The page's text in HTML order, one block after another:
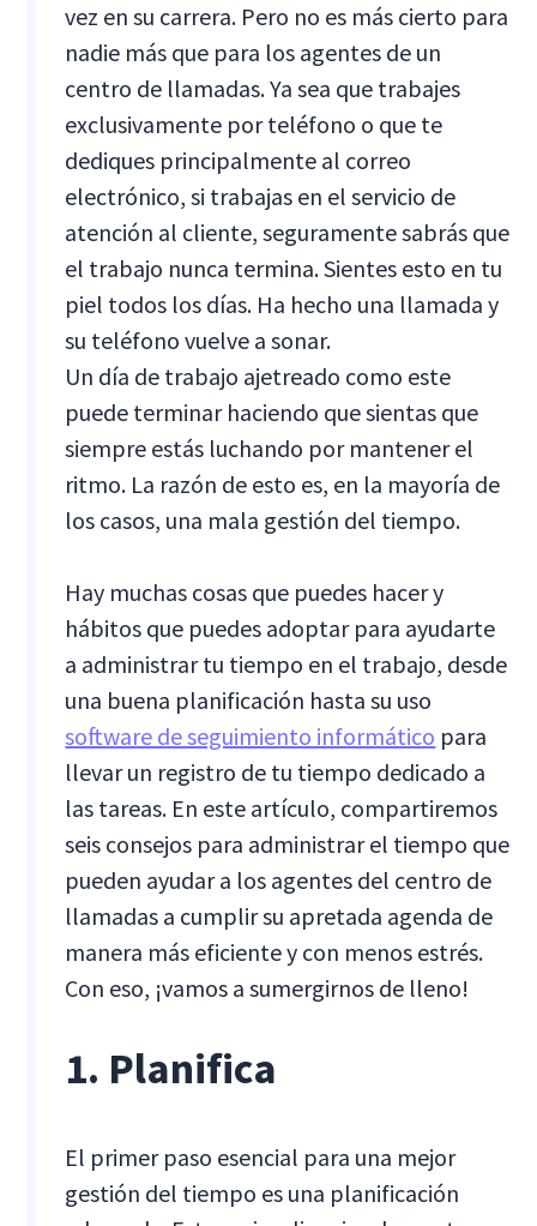
vez en su carrera. Pero no es más cierto para
nadie más que para los agentes de un
centro de llamadas. Ya sea que trabajes
exclusivamente por teléfono o que te
dediques principalmente al correo
electrónico, si trabajas en el servicio de
atención al cliente, seguramente sabrás que
el trabajo nunca termina. Sientes esto en tu
piel todos los días. Ha hecho una llamada y
su teléfono vuelve a sonar.
Un día de trabajo ajetreado como este
puede terminar haciendo que sientas que
siempre estás luchando por mantener el
ritmo. La razón de esto es, en la mayoría de
los casos, una mala gestión del tiempo.
Hay muchas cosas que puedes hacer y
hábitos que puedes adoptar para ayudarte
a administrar tu tiempo en el trabajo, desde
una buena planificación hasta su uso
software de seguimiento informático para
llevar un registro de tu tiempo dedicado a
las tareas. En este artículo, compartiremos
seis consejos para administrar el tiempo que
pueden ayudar a los agentes del centro de
llamadas a cumplir su apretada agenda de
manera más eficiente y con menos estrés.
Con eso, ¡vamos a sumergirnos de lleno!
1. Planifica
El primer paso esencial para una mejor
gestión del tiempo es una planificación